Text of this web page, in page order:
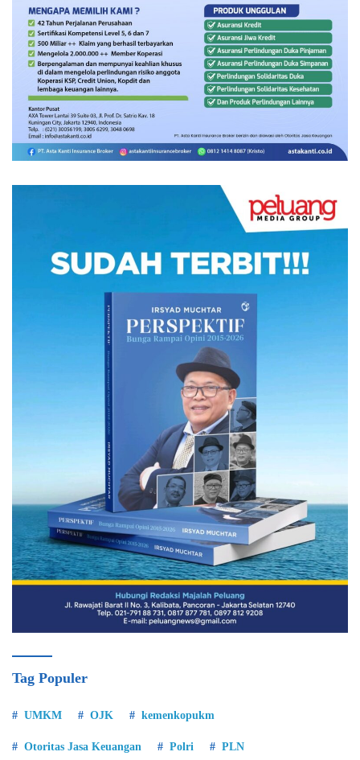
Tag Populer
UMKM OJK kemenkopukm
Otoritas Jasa Keuangan Polri PLN